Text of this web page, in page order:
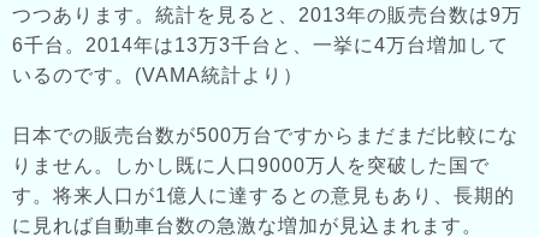
つつあります。統計を見ると、2013年の販売台数は9万
6千台。2014年は13万3千台と、一挙に4万台増加して
いるのです。(VAMA統計より）
日本での販売台数が500万台ですからまだまだ比較にな
りません。しかし既に人口9000万人を突破した国で
す。将来人口が1億人に達するとの意見もあり、長期的
に見れば自動車台数の急激な増加が見込まれます。